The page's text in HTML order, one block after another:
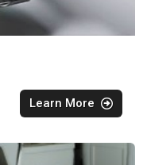
Learn More